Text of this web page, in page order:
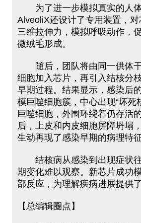
为了进一步模拟真实的人体
AlveoliX还设计了专用装置，
三维拉伸力，模拟呼吸动作，
微绒毛形成。
随后，团队将由同一供体干
细胞加入芯片，再引入结核分
早期过程。结果显示，感染后
模巨噬细胞簇，中心出现“坏死
巨噬细胞，外围环绕着仍存活
后，上皮和内皮细胞屏障坍塌
生动再现了感染早期的病理特征
结核病从感染到出现症状往
期变化难以观察。新芯片成功
部反应，为理解疾病进展提供
【总编辑圈点】